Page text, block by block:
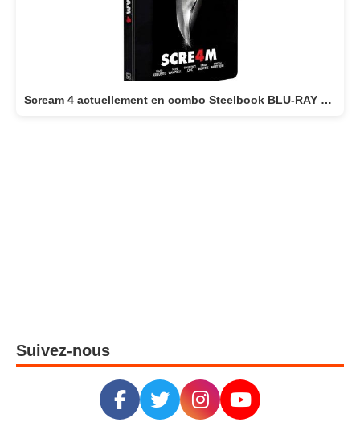
Scream 4 actuellement en combo Steelbook BLU-RAY 4K + BLU-RAY
Suivez-nous